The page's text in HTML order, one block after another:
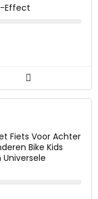
Effect
Fiets Voor Achter
Bike Kids